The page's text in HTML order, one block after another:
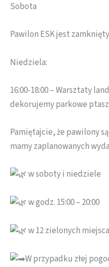
Sobota
Pawilon ESK jest
Niedziela:
16:00-18:00 – Warsztaty
dekorujemy parkowe
Pamiętajcie, że pawilony
mamy zaplanowanych
w soboty i niedziele
w godz. 15:00 – 20:00
w 12 zielonych
W przypadku złej